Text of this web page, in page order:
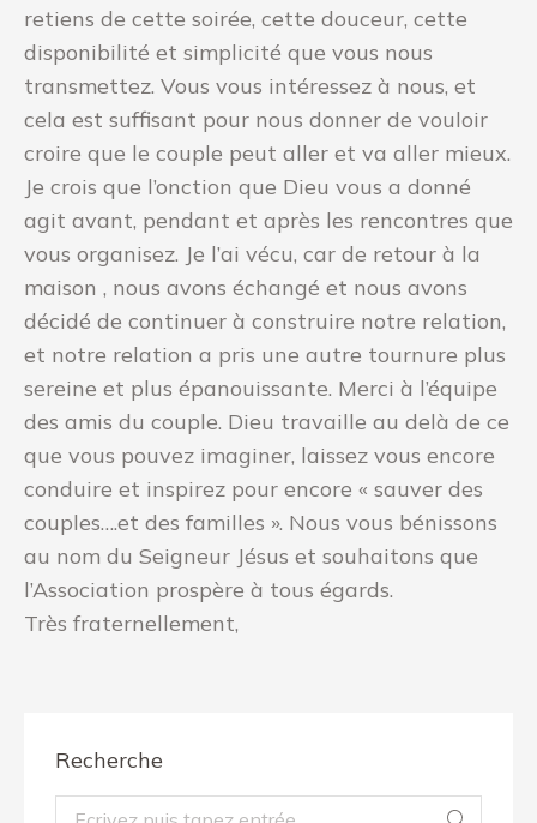
retiens de cette soirée, cette douceur, cette
disponibilité et simplicité que vous nous
transmettez. Vous vous intéressez à nous, et
cela est suffisant pour nous donner de vouloir
croire que le couple peut aller et va aller mieux.
Je crois que l’onction que Dieu vous a donné
agit avant, pendant et après les rencontres que
vous organisez. Je l’ai vécu, car de retour à la
maison , nous avons échangé et nous avons
décidé de continuer à construire notre relation,
et notre relation a pris une autre tournure plus
sereine et plus épanouissante. Merci à l’équipe
des amis du couple. Dieu travaille au delà de ce
que vous pouvez imaginer, laissez vous encore
conduire et inspirez pour encore « sauver des
couples….et des familles ». Nous vous bénissons
au nom du Seigneur Jésus et souhaitons que
l’Association prospère à tous égards.
Très fraternellement,
Recherche
Recherche